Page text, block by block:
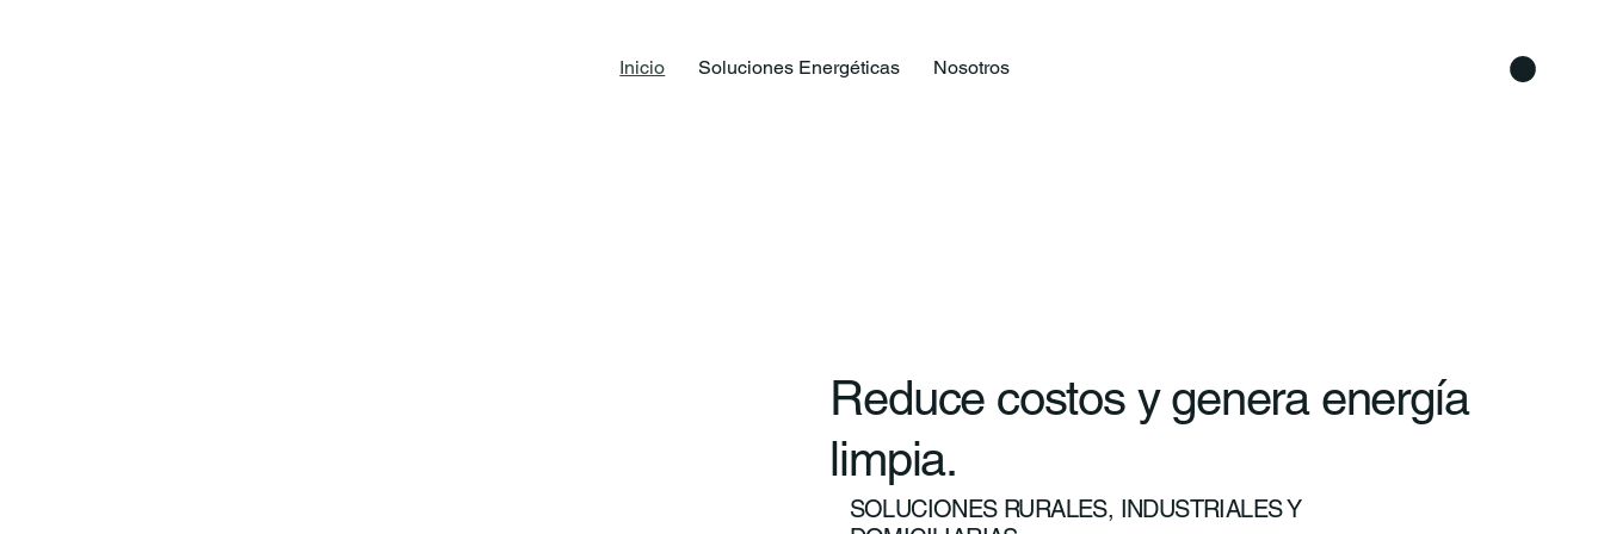
Inicio Soluciones Energéticas Nosotros
Reduce costos y genera energía
limpia.
SOLUCIONES RURALES, INDUSTRIALES Y